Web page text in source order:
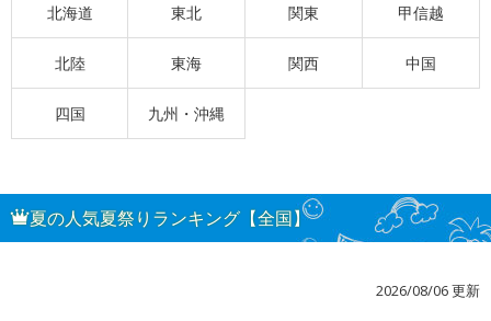
北海道 東北 関東 甲信越
北陸 東海 関西 中国
四国 九州・沖縄
夏の人気夏祭りランキング【全国】
2026/08/06 更新